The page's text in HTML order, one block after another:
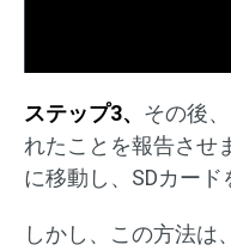
ステップ3、 その後
れたことを報告させ
に移動し、SDカード
しかし、この方法は